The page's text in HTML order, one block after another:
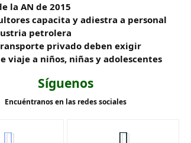
la AN de 2015
capacita y adiestra a personal
petrolera
privado deben exigir
viaje a niños, niñas y adolescentes
Síguenos
Encuéntranos en las redes sociales